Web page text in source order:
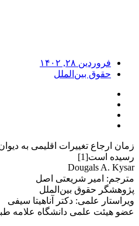
فروردین ۲۸, ۱۴۰۲
حقوق بین‌الملل
زمان ارجاع تغییرات اقلیمی به
رسیده است[1]
Dougals A. Kysar
مترجم: امیر شریعتی اصل
پژوهشگر حقوق بین‌الملل
ویراستار علمی: دکتر آناهیتا سیفی
عضو هیئت علمی دانشگاه علامه